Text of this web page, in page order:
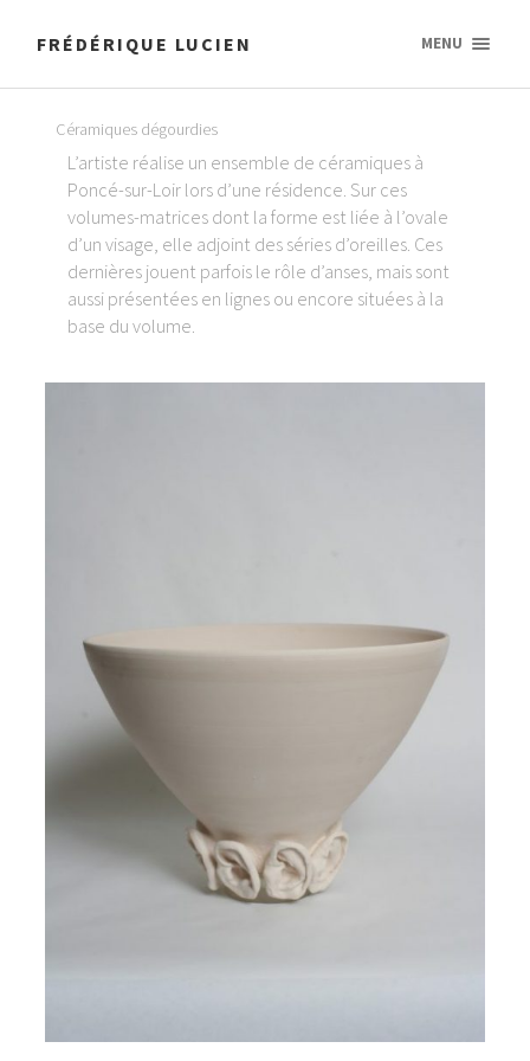
FRÉDÉRIQUE LUCIEN MENU
Céramiques dégourdies
L’artiste réalise un ensemble de céramiques à
Poncé-sur-Loir lors d’une résidence. Sur ces
volumes-matrices dont la forme est liée à l’ovale
d’un visage, elle adjoint des séries d’oreilles. Ces
dernières jouent parfois le rôle d’anses, mais sont
aussi présentées en lignes ou encore situées à la
base du volume.